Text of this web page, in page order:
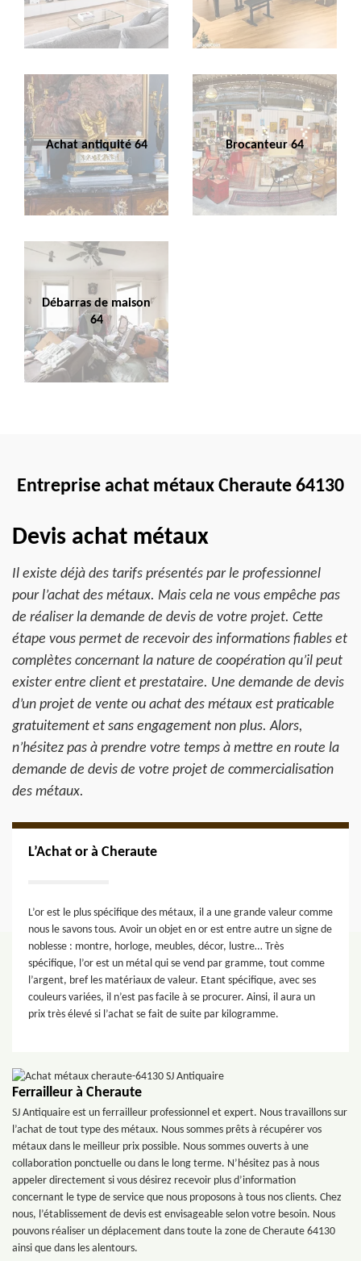
Achat antiquité 64 Brocanteur 64
Débarras de maison
64
Entreprise achat métaux Cheraute 64130
Devis achat métaux
Il existe déjà des tarifs présentés par le professionnel
pour l’achat des métaux. Mais cela ne vous empêche pas
de réaliser la demande de devis de votre projet. Cette
étape vous permet de recevoir des informations fiables et
complètes concernant la nature de coopération qu’il peut
exister entre client et prestataire. Une demande de devis
d’un projet de vente ou achat des métaux est praticable
gratuitement et sans engagement non plus. Alors,
n’hésitez pas à prendre votre temps à mettre en route la
demande de devis de votre projet de commercialisation
des métaux.
L’Achat or à Cheraute
L’or est le plus spécifique des métaux, il a une grande valeur comme
nous le savons tous. Avoir un objet en or est entre autre un signe de
noblesse : montre, horloge, meubles, décor, lustre… Très
spécifique, l’or est un métal qui se vend par gramme, tout comme
l’argent, bref les matériaux de valeur. Etant spécifique, avec ses
couleurs variées, il n’est pas facile à se procurer. Ainsi, il aura un
prix très élevé si l’achat se fait de suite par kilogramme.
Ferrailleur à Cheraute
SJ Antiquaire est un ferrailleur professionnel et expert. Nous travaillons sur
l’achat de tout type des métaux. Nous sommes prêts à récupérer vos
métaux dans le meilleur prix possible. Nous sommes ouverts à une
collaboration ponctuelle ou dans le long terme. N’hésitez pas à nous
appeler directement si vous désirez recevoir plus d’information
concernant le type de service que nous proposons à tous nos clients. Chez
nous, l’établissement de devis est envisageable selon votre besoin. Nous
pouvons réaliser un déplacement dans toute la zone de Cheraute 64130
ainsi que dans les alentours.